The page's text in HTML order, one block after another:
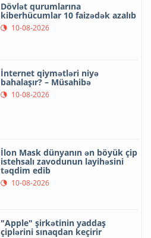
Dövlət qurumlarına
kiberhücumlar 10 faizədək azalıb
10-08-2026
İnternet qiymətləri niyə
bahalaşır? – Müsahibə
10-08-2026
İlon Mask dünyanın ən böyük çip
istehsalı zavodunun layihəsini
təqdim edib
10-08-2026
"Apple" şirkətinin yaddaş
çiplərini sınaqdan keçirir